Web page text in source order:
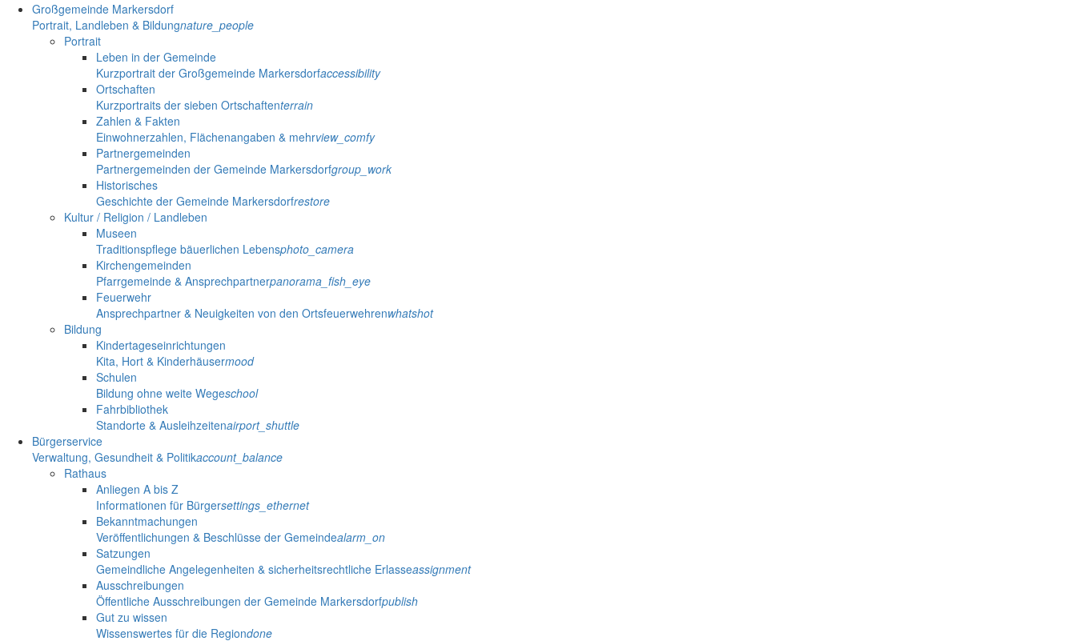
Großgemeinde Markersdorf
Portrait, Landleben & Bildungnature_people
Portrait
Leben in der Gemeinde
Kurzportrait der Großgemeinde Markersdorfaccessibility
Ortschaften
Kurzportraits der sieben Ortschaftenterrain
Zahlen & Fakten
Einwohnerzahlen, Flächenangaben & mehrview_comfy
Partnergemeinden
Partnergemeinden der Gemeinde Markersdorfgroup_work
Historisches
Geschichte der Gemeinde Markersdorfrestore
Kultur / Religion / Landleben
Museen
Traditionspflege bäuerlichen Lebensphoto_camera
Kirchengemeinden
Pfarrgemeinde & Ansprechpartnerpanorama_fish_eye
Feuerwehr
Ansprechpartner & Neuigkeiten von den Ortsfeuerwehrenwhatshot
Bildung
Kindertageseinrichtungen
Kita, Hort & Kinderhäusermood
Schulen
Bildung ohne weite Wegeschool
Fahrbibliothek
Standorte & Ausleihzeitenairport_shuttle
Bürgerservice
Verwaltung, Gesundheit & Politikaccount_balance
Rathaus
Anliegen A bis Z
Informationen für Bürgersettings_ethernet
Bekanntmachungen
Veröffentlichungen & Beschlüsse der Gemeindealarm_on
Satzungen
Gemeindliche Angelegenheiten & sicherheitsrechtliche Erlasseassignment
Ausschreibungen
Öffentliche Ausschreibungen der Gemeinde Markersdorfpublish
Gut zu wissen
Wissenswertes für die Regiondone